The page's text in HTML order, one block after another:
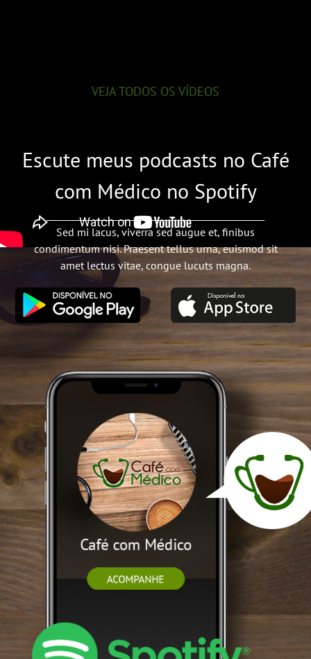
VEJA TODOS OS VÍDEOS
Escute meus podcasts no Café
com Médico no Spotify
Sed mi lacus, viverra sed augue et, finibus
condimentum nisi. Praesent tellus urna, euismod sit
amet lectus vitae, congue lucuts magna.